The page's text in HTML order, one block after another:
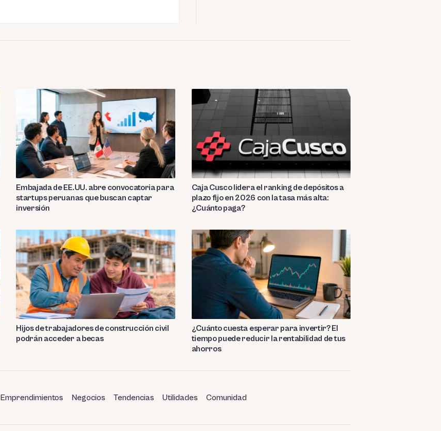
Embajada de EE.UU. abre convocatoria para
startups peruanas que buscan captar
inversión
Caja Cusco lidera el ranking de depósitos a
plazo fijo en 2026 con la tasa más alta:
¿Cuánto paga?
Hijos de trabajadores de construcción civil
podrán acceder a becas
¿Cuánto cuesta esperar para invertir? El
tiempo puede reducir la rentabilidad de tus
ahorros
Emprendimientos Negocios Tendencias Utilidades Comunidad